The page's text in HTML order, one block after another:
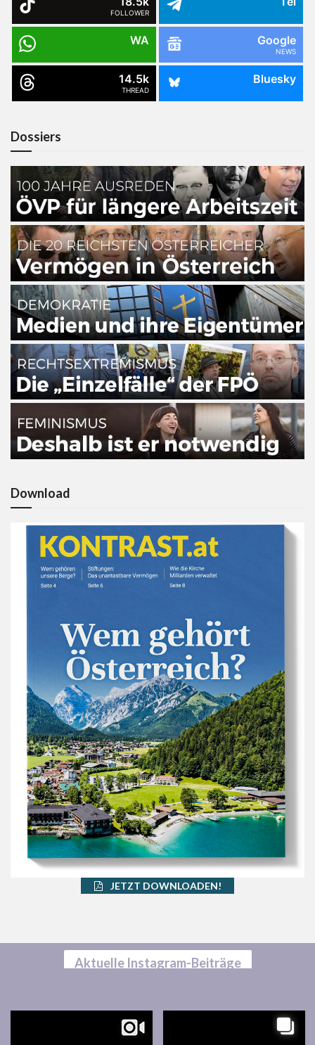
FOLLOWER
WA Google
NEWS
14.5k
THREAD
Bluesky
Dossiers
Download
JETZT DOWNLOADEN!
Aktuelle Instagram-Beiträge